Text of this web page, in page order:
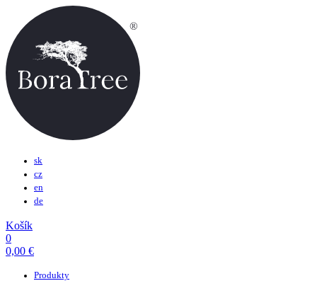
sk
cz
en
de
Košík
0
0,00 €
Produkty